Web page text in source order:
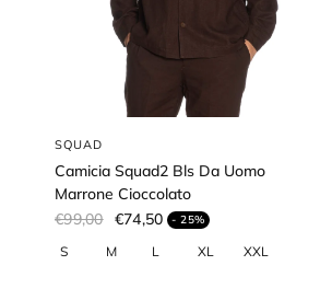
SQUAD
Camicia Squad2 Bls Da Uomo
Marrone Cioccolato
€99,00 €74,50 - 25%